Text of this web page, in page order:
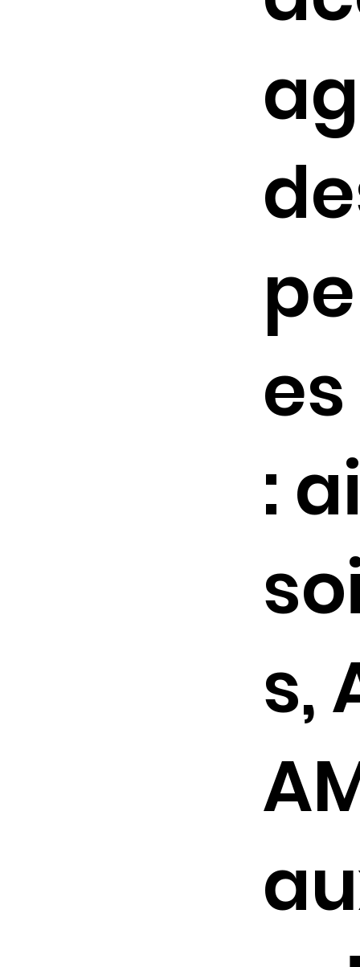
:
s,